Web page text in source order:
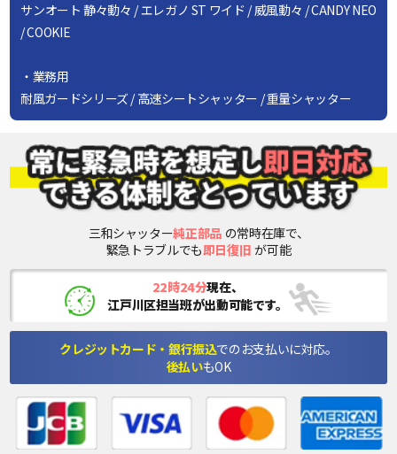
サンオート 静々動々 / エレガノ ST ワイド / 威風動々 / CANDY NEO
/ COOKIE
・業務用
耐風ガードシリーズ / 高速シートシャッター / 重量シャッター
三和シャッター純正部品 の常時在庫で、
緊急トラブルでも即日復旧 が可能
22時24分現在、
江戸川区担当班が出動可能です。
クレジットカード・銀行振込でのお支払いに対応。
後払いもOK